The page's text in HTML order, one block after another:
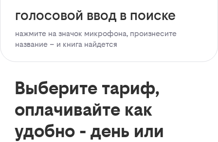
голосовой ввод в поиске
нажмите на значок микрофона, произнесите
название – и книга найдется
Выберите тариф,
оплачивайте как
удобно - день или